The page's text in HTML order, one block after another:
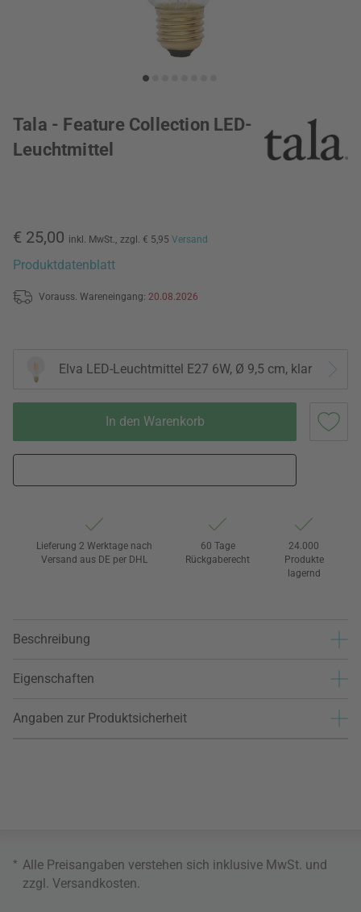
Tala - Feature Collection LED-
Leuchtmittel
€ 25,00 inkl. MwSt., zzgl. € 5,95 Versand
Produktdatenblatt
Vorauss. Wareneingang: 20.08.2026
Elva LED-Leuchtmittel E27 6W, Ø 9,5 cm, klar
In den Warenkorb
Lieferung 2 Werktage nach
Versand aus DE per DHL
60 Tage
Rückgaberecht
24.000
Produkte
lagernd
Beschreibung
Eigenschaften
Angaben zur Produktsicherheit
* Alle Preisangaben verstehen sich inklusive MwSt. und
zzgl. Versandkosten